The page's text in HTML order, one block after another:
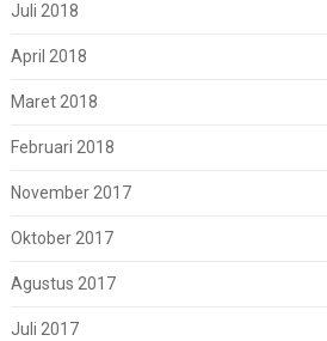
Juli 2018
April 2018
Maret 2018
Februari 2018
November 2017
Oktober 2017
Agustus 2017
Juli 2017